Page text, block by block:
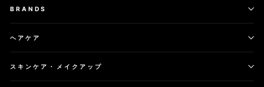
BRANDS
ヘアケア
スキンケア・メイクアップ